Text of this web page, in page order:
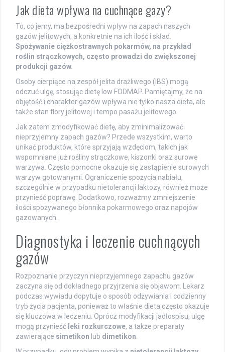
Jak dieta wpływa na cuchnące gazy?
To, co jemy, ma bezpośredni wpływ na zapach naszych
gazów jelitowych, a konkretnie na ich ilość i skład.
Spożywanie ciężkostrawnych pokarmów, na przykład
roślin strączkowych, często prowadzi do zwiększonej
produkcji gazów.
Osoby cierpiące na zespół jelita drażliwego (IBS) mogą
odczuć ulgę, stosując dietę low FODMAP. Pamiętajmy, że na
objętość i charakter gazów wpływa nie tylko nasza dieta, ale
także stan flory jelitowej i tempo pasażu jelitowego.
Jak zatem zmodyfikować dietę, aby zminimalizować
nieprzyjemny zapach gazów? Przede wszystkim, warto
unikać produktów, które sprzyjają wzdęciom, takich jak
wspomniane już rośliny strączkowe, kiszonki oraz surowe
warzywa. Często pomocne okazuje się zastąpienie surowych
warzyw gotowanymi. Ograniczenie spożycia nabiału,
szczególnie w przypadku nietolerancji laktozy, również może
przynieść poprawę. Dodatkowo, rozważmy zmniejszenie
ilości spożywanego błonnika pokarmowego oraz napojów
gazowanych.
Diagnostyka i leczenie cuchnących
gazów
Rozpoznanie przyczyn nieprzyjemnego zapachu gazów
zaczyna się od dokładnego przyjrzenia się objawom. Lekarz
podczas wywiadu dopytuje o sposób odżywiania i codzienny
tryb życia pacjenta, ponieważ to właśnie dieta często okazuje
się kluczowa w leczeniu. Oprócz modyfikacji jadłospisu, ulgę
mogą przynieść leki rozkurczowe, a także preparaty
zawierające simetikon lub dimetikon.